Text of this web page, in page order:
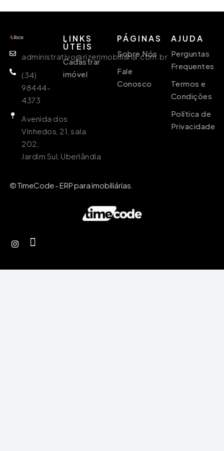
administrativo@rizerimobiliaria.com.br
(34)
98444-
4373
Avenida dos
Vinhedos, 21, sala
202,
Jardim Sul, Uberlândia
LINKS
ÙTEIS
Cadastrar
imóvel
PÁGINAS
Sobre Nós
Fale
Conosco
AJUDA
Perguntas
Frequentes
Termos e
Condições
Política de
Privacidade
© TimeCode - ERP para imobiliárias.